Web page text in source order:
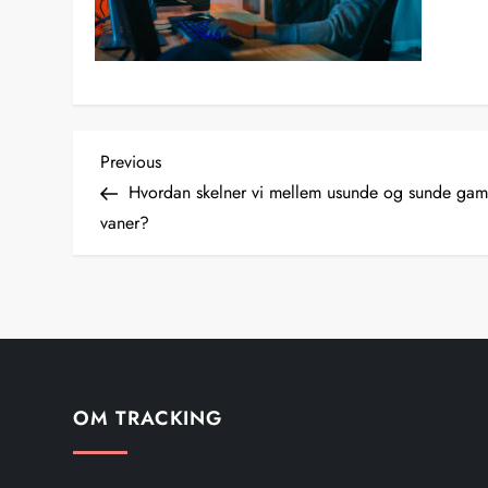
I
n
l
g
Previous
Post
Previous
Hvordan skelner vi mellem usunde og sunde
vaner?
OM TRACKING